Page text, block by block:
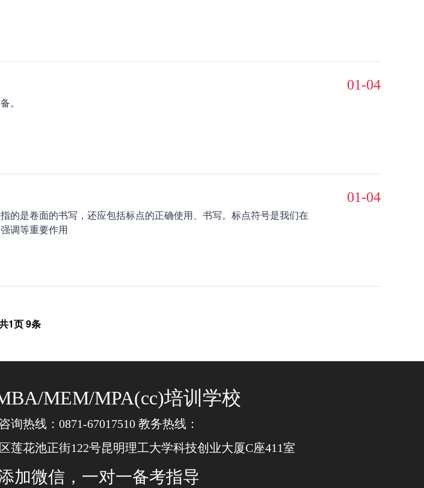
。
01-04
的是卷面的书写，还应包括标点的正确使用、书写。标点符号是我们在
调等重要作用
01-04
1页9条
MEM/MPA(cc)培训学校
咨询热线：0871-67017510 教务热线：
莲花池正街122号昆明理工大学科技创业大厦C座411室
加微信，一对一备考指导